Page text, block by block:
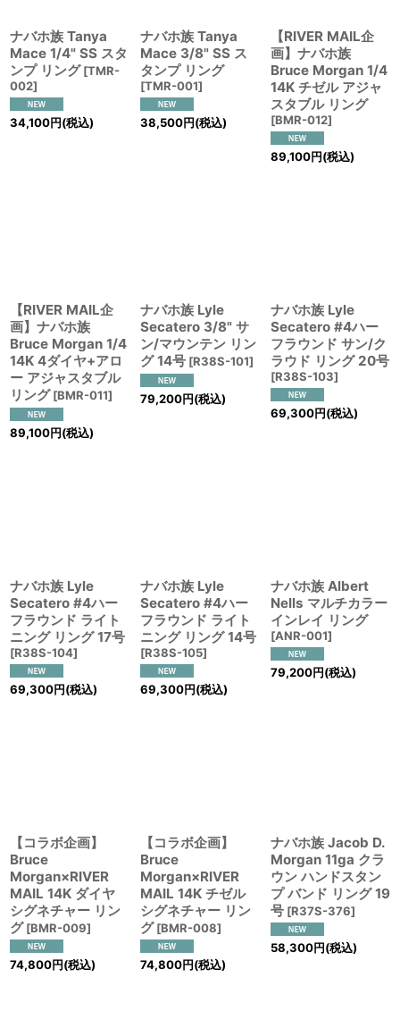
ナバホ族 Tanya
Mace 1/4" SS スタ
ンプ リング [TMR-
002]
34,100円(税込)
ナバホ族 Tanya
Mace 3/8" SS ス
タンプ リング
[TMR-001]
38,500円(税込)
【RIVER MAIL企
画】ナバホ族
Bruce Morgan 1/4
14K チゼル アジャ
スタブル リング
[BMR-012]
89,100円(税込)
【RIVER MAIL企
画】ナバホ族
Bruce Morgan 1/4
14K 4ダイヤ+アロ
ー アジャスタブル
リング [BMR-011]
89,100円(税込)
ナバホ族 Lyle
Secatero 3/8" サ
ン/マウンテン リン
グ 14号 [R38S-101]
79,200円(税込)
ナバホ族 Lyle
Secatero #4ハー
フラウンド サン/ク
ラウド リング 20号
[R38S-103]
69,300円(税込)
ナバホ族 Lyle
Secatero #4ハー
フラウンド ライト
ニング リング 17号
[R38S-104]
69,300円(税込)
ナバホ族 Lyle
Secatero #4ハー
フラウンド ライト
ニング リング 14号
[R38S-105]
69,300円(税込)
ナバホ族 Albert
Nells マルチカラー
インレイ リング
[ANR-001]
79,200円(税込)
【コラボ企画】
Bruce
Morgan×RIVER
MAIL 14K ダイヤ
シグネチャー リン
グ [BMR-009]
74,800円(税込)
【コラボ企画】
Bruce
Morgan×RIVER
MAIL 14K チゼル
シグネチャー リン
グ [BMR-008]
74,800円(税込)
ナバホ族 Jacob D.
Morgan 11ga クラ
ウン ハンドスタン
プ バンド リング 19
号 [R37S-376]
58,300円(税込)